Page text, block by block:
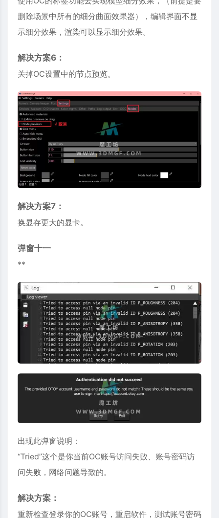
删除场景中所有的细分曲面效果器），编辑界面不显
示细分效果，渲染可以显示细分效果。
解决方案6：
关掉OC设置中的节点预览。
解决方案7：
换显存更大的显卡。
弹窗十一
**
出现此弹窗说明：
“Tried”这个是你当前OC账号访问失败、账号密码访
问失败，网络问题导致的。
解决方案：
重新检查登录你的OC账号，重启软件，测试账号密码